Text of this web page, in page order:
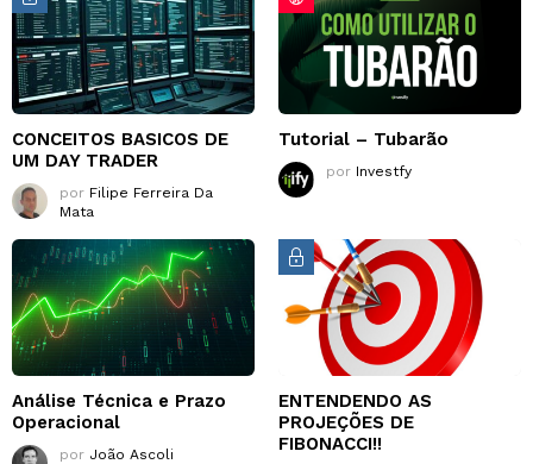
CONCEITOS BASICOS DE
UM DAY TRADER
por Filipe Ferreira Da
Mata
Tutorial – Tubarão
por Investfy
Análise Técnica e Prazo
Operacional
por João Ascoli
ENTENDENDO AS
PROJEÇÕES DE
FIBONACCI!!